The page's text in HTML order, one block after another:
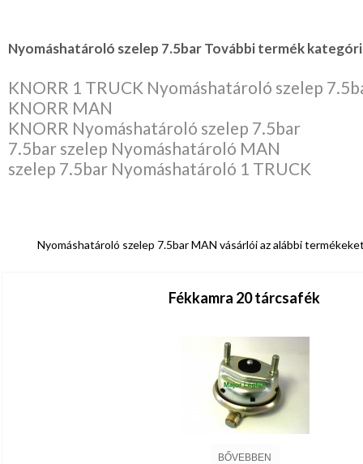
Nyomáshatároló szelep 7.5bar További termék
KNORR 1 TRUCK Nyomáshatároló szelep
KNORR MAN
KNORR Nyomáshatároló szelep 7.5bar
7.5bar szelep Nyomáshatároló MAN
szelep 7.5bar Nyomáshatároló 1 TRUCK
Nyomáshatároló szelep 7.5bar MAN vásárlói az alábbi
Fékkamra 20 tárcsafék
BŐVEBBEN